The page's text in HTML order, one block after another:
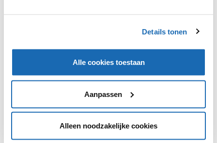
Details tonen
Alle cookies toestaan
Aanpassen
Alleen noodzakelijke cookies
volgeboekt, verdwijnt deze uit de agenda en worden de
bomen duurder. Wie het eerst komt krijgt dus de